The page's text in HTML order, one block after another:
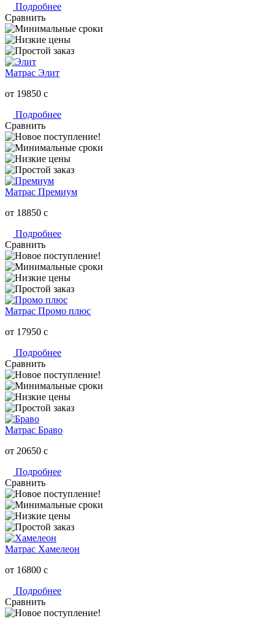
Подробнее
Сравнить
Матрас Элит
от 19850 c
Подробнее
Сравнить
Матрас Премиум
от 18850 c
Подробнее
Сравнить
Матрас Промо плюс
от 17950 c
Подробнее
Сравнить
Матрас Браво
от 20650 c
Подробнее
Сравнить
Матрас Хамелеон
от 16800 c
Подробнее
Сравнить